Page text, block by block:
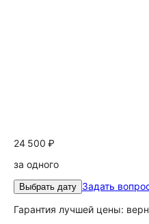
24 500 ₽
за одного
Выбрать дату Задать
Гарантия лучшей цены: